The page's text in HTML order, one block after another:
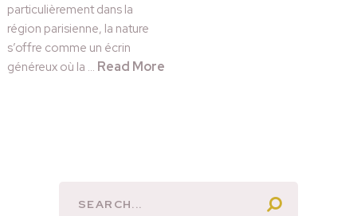
particulièrement dans la
région parisienne, la nature
s’offre comme un écrin
généreux où la … Read More